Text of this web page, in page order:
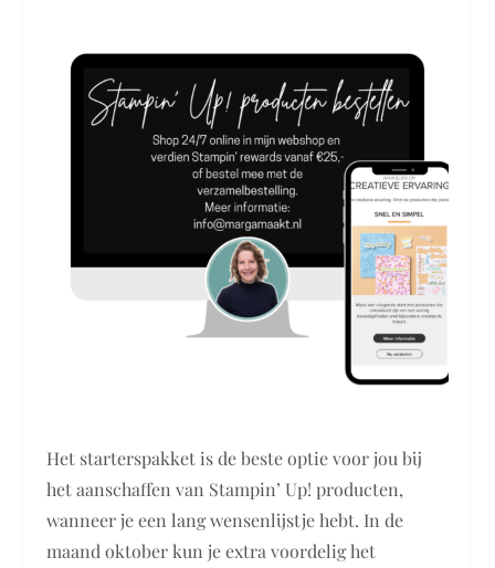
Het starterspakket is de beste optie voor jou bij
het aanschaffen van Stampin’ Up! producten,
wanneer je een lang wensenlijstje hebt. In de
maand oktober kun je extra voordelig het